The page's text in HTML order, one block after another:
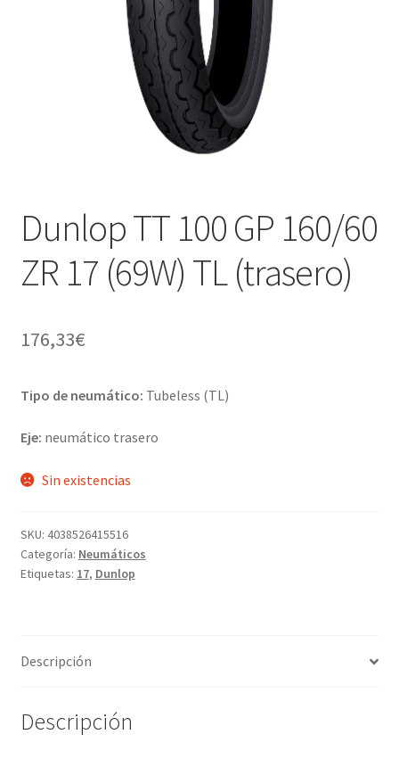
Dunlop TT 100 GP 160/60
ZR 17 (69W) TL (trasero)
176,33€
Tipo de neumático: Tubeless (TL)
Eje: neumático trasero
Sin existencias
SKU: 4038526415516
Categoría: Neumáticos
Etiquetas: 17, Dunlop
Descripción
Descripción